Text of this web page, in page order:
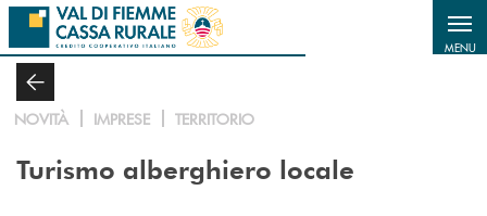
Salta al contenuto principale
MENU
NOVITÀ IMPRESE TERRITORIO
Turismo alberghiero locale